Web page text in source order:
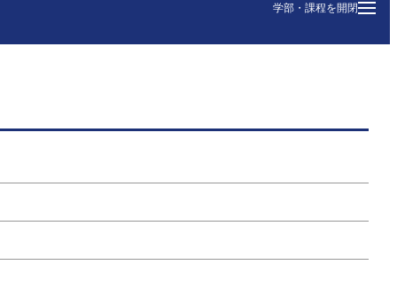
学部・課程を開閉